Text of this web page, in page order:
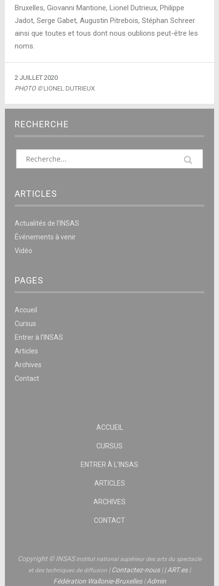
Bruxelles, Giovanni Mantione, Lionel Dutrieux, Philippe
Jadot, Serge Gabet, Augustin Pitrebois, Stéphan Schreer
ainsi que toutes et tous dont nous oublions peut-être les
noms.
2 JUILLET 2020
PHOTO ©LIONEL DUTRIEUX
RECHERCHE
ARTICLES
Actualités de l’INSAS
Événements à venir
Vidéo
PAGES
Accueil
Cursus
Entrer à l’INSAS
Articles
Archives
Contact
ACCUEIL
CURSUS
ENTRER À L’INSAS
ARTICLES
ARCHIVES
CONTACT
Copyright © INSASInstitut national supérieur des arts du spectacle
et des techniques de diffusion |Contactez-nous||ART.es|
Fédération Wallonie-Bruxelles|Admin